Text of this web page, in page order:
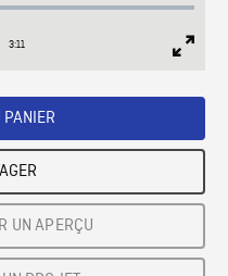
Duration
3:11
UN APERÇU